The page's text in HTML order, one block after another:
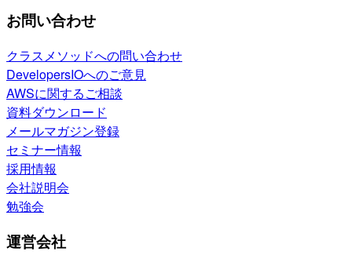
お問い合わせ
クラスメソッドへの問い合わせ
DevelopersIOへのご意見
AWSに関するご相談
資料ダウンロード
メールマガジン登録
セミナー情報
採用情報
会社説明会
勉強会
運営会社